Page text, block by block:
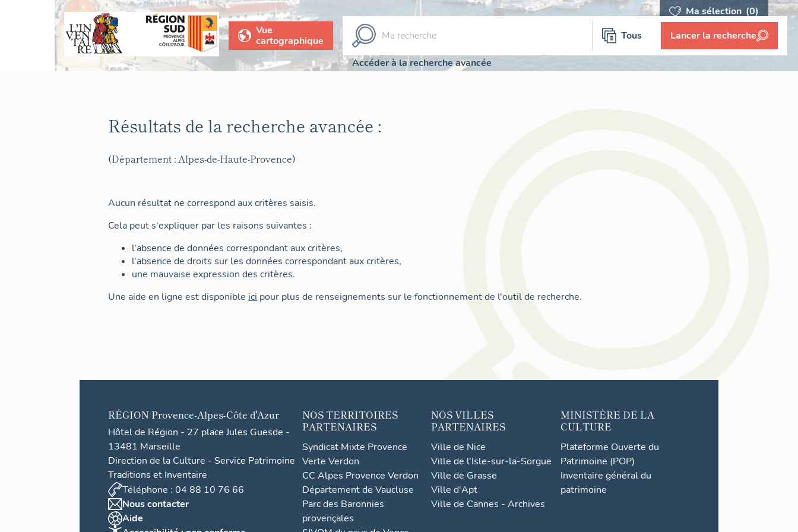
Ma sélection (0)
Vue
cartographique
Tous Lancer la recherche
Accéder à la recherche avancée
Résultats de la recherche avancée :
(Département : Alpes-de-Haute-Provence)
Aucun résultat ne correspond aux critères saisis.
Cela peut s'expliquer par les raisons suivantes :
l'absence de données correspondant aux critères,
l'absence de droits sur les données correspondant aux critères,
une mauvaise expression des critères.
Une aide en ligne est disponible ici pour plus de renseignements sur le fonctionnement de l'outil de recherche.
RÉGION Provence-Alpes-Côte d'Azur
Hôtel de Région - 27 place Jules Guesde -
13481 Marseille
Direction de la Culture - Service Patrimoine
Traditions et Inventaire
Téléphone : 04 88 10 76 66
Nous contacter
Aide
NOS TERRITOIRES
PARTENAIRES
Syndicat Mixte Provence
Verte Verdon
CC Alpes Provence Verdon
Département de Vaucluse
Parc des Baronnies
provençales
NOS VILLES
PARTENAIRES
Ville de Nice
Ville de l'Isle-sur-la-Sorgue
Ville de Grasse
Ville d'Apt
Ville de Cannes - Archives
MINISTÈRE DE LA
CULTURE
Plateforme Ouverte du
Patrimoine (POP)
Inventaire général du
patrimoine